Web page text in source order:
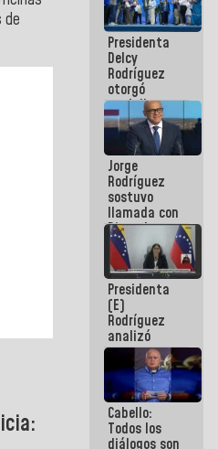
de
Eléctrico
para
abordar
planes de
acción
Presidenta
Delcy
Rodríguez
otorgó
medalla
"Héroe de
Venezuela"
a servidores
públicos
Jorge
Rodríguez
sostuvo
llamada con
Dinorah
Figuera y
acuerdan
primer
encuentro
presencial
para el
diálogo
Presidenta
(E)
Rodríguez
analizó
junto a
gobernadores
planes de
recuperación
del Sistema
Eléctrico
Cabello:
Todos los
diálogos son